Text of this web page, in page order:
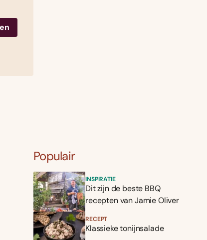
Populair
INSPIRATIE
Dit zijn de beste BBQ
recepten van Jamie Oliver
RECEPT
Klassieke tonijnsalade